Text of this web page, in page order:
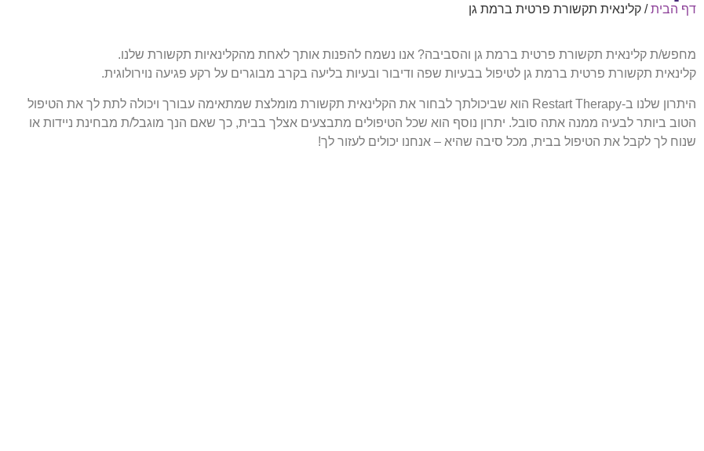
דף הבית/ קלינאית תקשורת פרטית ברמת גן
מחפש/ת קלינאית תקשורת פרטית ברמת גן והסביבה? אנו נשמח להפנות אותך לאחת מהקלינאיות תקשורת שלנו.
קלינאית תקשורת פרטית ברמת גן לטיפול בבעיות שפה ודיבור ובעיות בליעה בקרב מבוגרים על רקע פגיעה נוירולוגית.
היתרון שלנו ב-Restart Therapy הוא שביכולתך לבחור את הקלינאית תקשורת מומלצת שמתאימה עבורך ויכולה לתת לך את הטיפול
הטוב ביותר לבעיה ממנה אתה סובל. יתרון נוסף הוא שכל הטיפולים מתבצעים אצלך בבית, כך שאם הנך מוגבל/ת מבחינת ניידות או
שנוח לך לקבל את הטיפול בבית, מכל סיבה שהיא – אנחנו יכולים לעזור לך!